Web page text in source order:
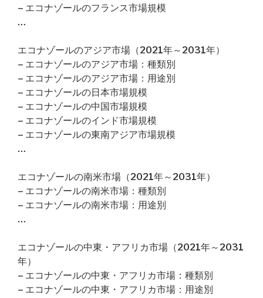
– エコナゾールのフランス市場規模
…
エコナゾールのアジア市場（2021年～2031年）
– エコナゾールのアジア市場：種類別
– エコナゾールのアジア市場：用途別
– エコナゾールの日本市場規模
– エコナゾールの中国市場規模
– エコナゾールのインド市場規模
– エコナゾールの東南アジア市場規模
…
エコナゾールの南米市場（2021年～2031年）
– エコナゾールの南米市場：種類別
– エコナゾールの南米市場：用途別
…
エコナゾールの中東・アフリカ市場（2021年～2031
年）
– エコナゾールの中東・アフリカ市場：種類別
– エコナゾールの中東・アフリカ市場：用途別